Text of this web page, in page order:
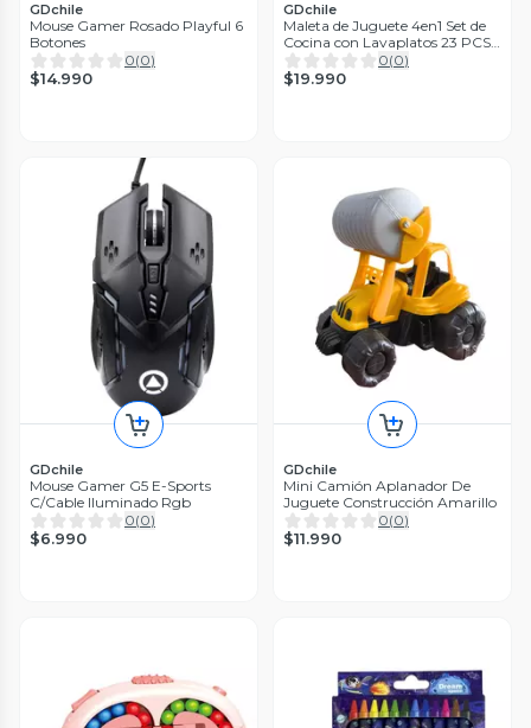
GDchile
Mouse Gamer Rosado Playful 6
Botones
0(0)
$14.990
GDchile
Maleta de Juguete 4en1 Set de
Cocina con Lavaplatos 23 PCS
Azul
0(0)
$19.990
GDchile
Mouse Gamer G5 E-Sports
C/Cable Iluminado Rgb
0(0)
$6.990
GDchile
Mini Camión Aplanador De
Juguete Construcción Amarillo
0(0)
$11.990